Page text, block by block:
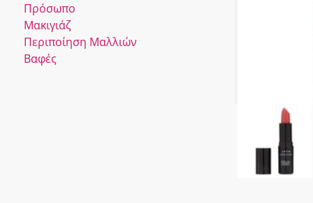
Πρόσωπο
Μακιγιάζ
Περιποίηση Μαλλιών
Βαφές